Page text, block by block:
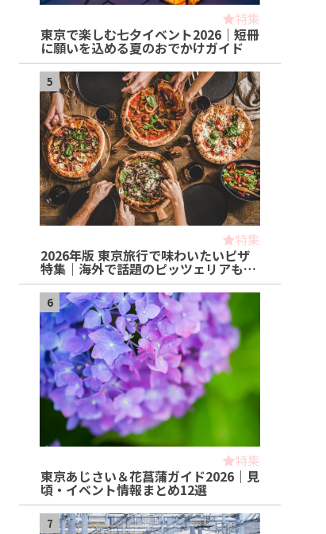
特集
東京で楽しむ七夕イベント2026｜短冊
に願いを込める夏のおでかけガイド
5
特集
2026年版 東京旅行で味わいたいピザ
特集｜海外で話題のピッツェリアも…
6
特集
東京あじさい＆花菖蒲ガイド2026｜見
頃・イベント情報まとめ12選
7